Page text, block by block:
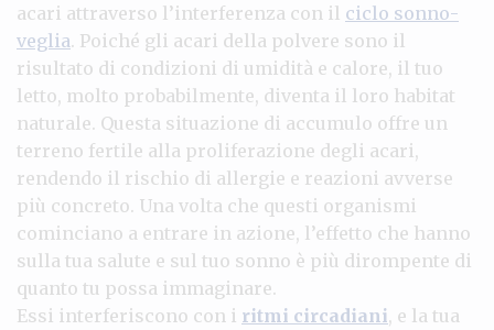
acari attraverso l’interferenza con il ciclo sonno-
veglia. Poiché gli acari della polvere sono il
risultato di condizioni di umidità e calore, il tuo
letto, molto probabilmente, diventa il loro habitat
naturale. Questa situazione di accumulo offre un
terreno fertile alla proliferazione degli acari,
rendendo il rischio di allergie e reazioni avverse
più concreto. Una volta che questi organismi
cominciano a entrare in azione, l’effetto che hanno
sulla tua salute e sul tuo sonno è più dirompente di
quanto tu possa immaginare.
Essi interferiscono con i ritmi circadiani, e la tua